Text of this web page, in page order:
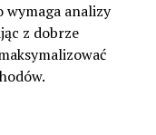
analizy
z dobrze